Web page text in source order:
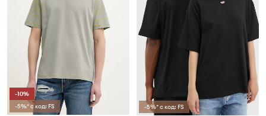
-10%
-5%* с код: FS
-5%* с код: FS